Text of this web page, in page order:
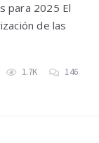
para 2025 El
de las
1.7K 146